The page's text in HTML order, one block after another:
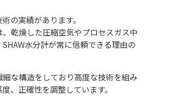
の実績があります。
乾燥した圧縮空気やプロセスガス中
水分計が常に信頼できる理由の
な構造をしており高度な技術を組み
、正確性を調整しています。